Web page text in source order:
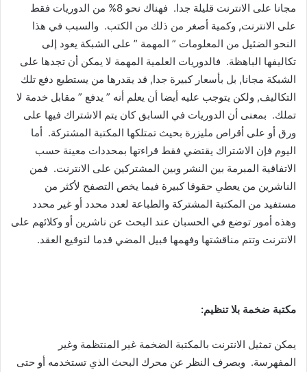
مجانا على الانترنت قليلة جدا. فهناك نحو 8% من الدوريات فقط
على الانترنت, وكمية أصغر من ذلك من الكتب. والسبب في هذا
النحو الضئيل من المعلومات ” المهمة ” على الشبكة يعود إلى
تكاليفها الباهظة. فالدوريات العلمية المهمة لا يمكن أن تجدها على
الشبكة مجانا, بل بأسعار كبيرة جدا, قد يقدرها من يستطيع دفع تلك
التكاليف, ولكن يتوجب عليه أيضا أن يعلم أنه ” يدفع ” مقابل خدمة لا
تملك. بمعنى أن الدوريات في السابق كان يتم الاشتراك فيها على
ورق أو على أقراص مليزرة بحيث تمتلكها المكتبة المشتركة. أما
اليوم فإن الاشتراك يقتضي فقط قراءتها بمحددات معينة حسب
الاتفاقية المبرمة بين النشر وبين المشتركين على الانترنت. فمن
الناشرين من يعطي حقوقا كبيرة فيما يخص التصفح لأكثر من
مستفيد من المكتبة المشتركة والطباعة لعدد محدد أو غير محدد
وهذه أمور توضع في الحسبان عند البحث عن ناشرين أو وكلائهم على
الانترنت وتتم مناقشتها وفهمها قبيل المضي قدما لتوقيع العقد.
مكتبة ضخمة بلا تنظيم:
يمكن تمثيل الانترنت بالمكتبة الضخمة غير المنتظمة وغير
المفهرسة. وبصرف النظر عن محرك البحث الذي تستخدمه أو حتى